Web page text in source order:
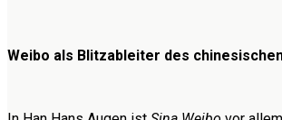
Weibo als Blitzableiter des